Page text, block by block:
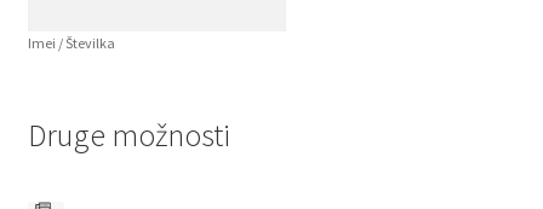
Imei / Številka
Druge možnosti